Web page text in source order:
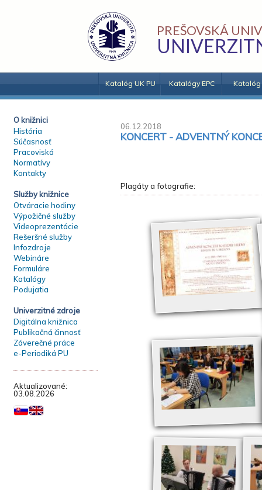
PREŠOVSKÁ
Katalóg UK PU Katalógy EPC Katalóg
O knižnici
História
Súčasnosť
Pracoviská
Normatívy
Kontakty
Služby knižnice
Otváracie hodiny
Výpožičné služby
Videoprezentácie
Rešeršné služby
Infozdroje
Webináre
Formuláre
Katalógy
Podujatia
Univerzitné zdroje
Digitálna knižnica
Publikačná činnosť
Záverečné práce
e-Periodiká PU
Aktualizované:
03.08.2026
06.12.2018
KONCERT - ADVENTNÝ
Plagáty a fotografie: